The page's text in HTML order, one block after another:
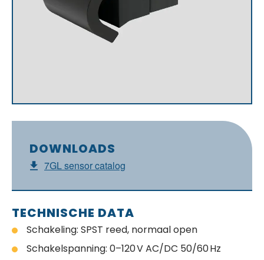
DOWNLOADS
7GL sensor catalog
TECHNISCHE DATA
Schakeling: SPST reed, normaal open
Schakelspanning: 0–120 V AC/DC 50/60 Hz